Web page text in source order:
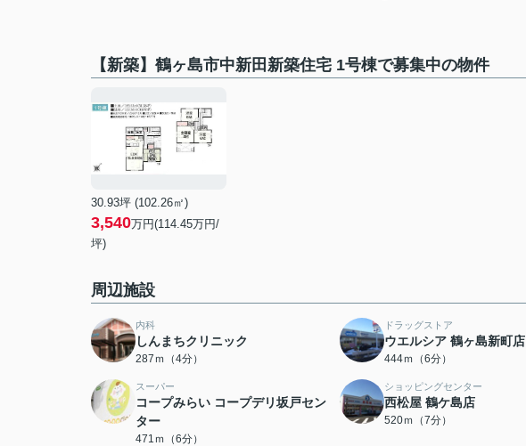
【新築】鶴ヶ島市中新田新築住宅 1号棟で募集中の物件
30.93坪 (102.26㎡)
3,540万円(114.45万円/
坪)
周辺施設
内科
しんまちクリニック
287ｍ（4分）
ドラッグストア
ウエルシア 鶴ヶ島新町店
444ｍ（6分）
スーパー
コープみらい コープデリ坂戸セン
ター
471ｍ（6分）
ショッピングセンター
西松屋 鶴ケ島店
520ｍ（7分）